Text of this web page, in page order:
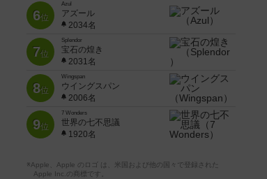
6位
Azul
アズール
2034名
7位
Splendor
宝石の煌き
2031名
8位
Wingspan
ウイングスパン
2006名
9位
7 Wonders
世界の七不思議
1920名
※Apple、Apple のロゴ は、米国および他の国々で登録された
Apple Inc.の商標です。